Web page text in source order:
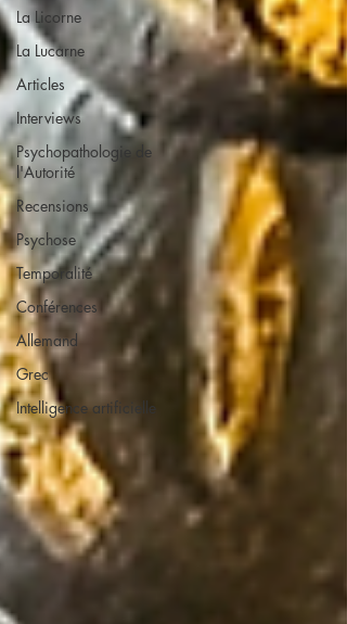
La Licorne
La Lucarne
Articles
Interviews
Psychopathologie de
l'Autorité
Recensions
Psychose
Temporalité
Conférences
Allemand
Grec
Intelligence artificielle